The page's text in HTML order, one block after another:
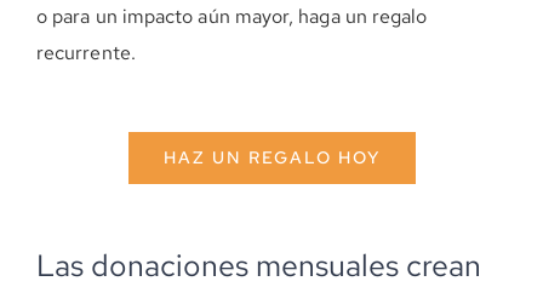
o para un impacto aún mayor, haga un regalo
recurrente.
HAZ UN REGALO HOY
Las donaciones mensuales crean